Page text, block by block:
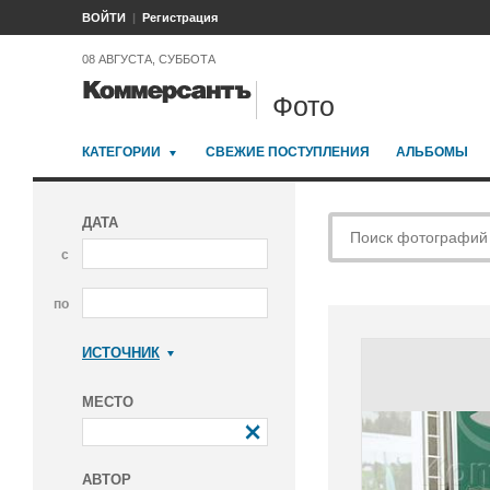
ВОЙТИ Регистрация
08 АВГУСТА, СУББОТА
Фото
КАТЕГОРИИ СВЕЖИЕ ПОСТУПЛЕНИЯ АЛЬБОМЫ
ДАТА
с
по
ИСТОЧНИК
МЕСТО
АВТОР